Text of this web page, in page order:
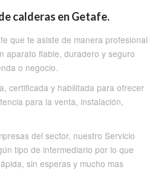
calderas en Getafe.
que te asiste de manera profesional
aparato fiable, duradero y seguro
o negocio.
certificada y habilitada para ofrecer
para la venta, instalación,
del sector, nuestro Servicio
tipo de intermediario por lo que
sin esperas y mucho mas